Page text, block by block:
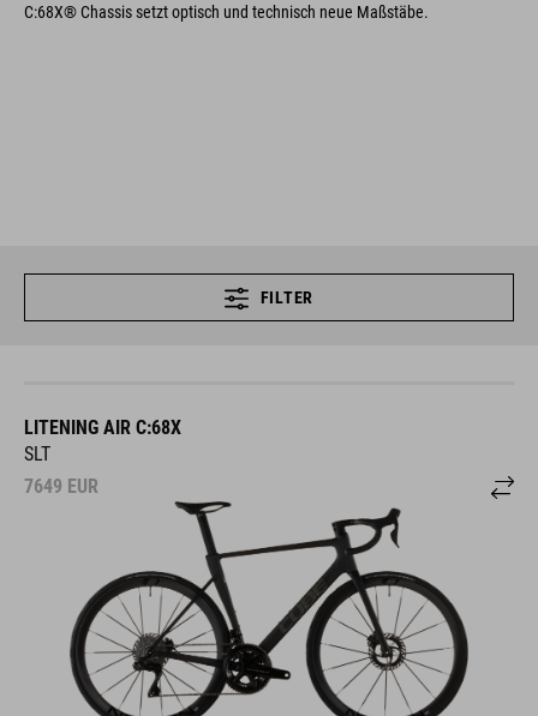
C:68X® Chassis setzt optisch und technisch neue Maßstäbe.
FILTER
LITENING AIR C:68X
SLT
7649 EUR